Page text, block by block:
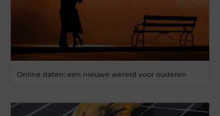
Online daten: een nieuwe wereld voor ouderen